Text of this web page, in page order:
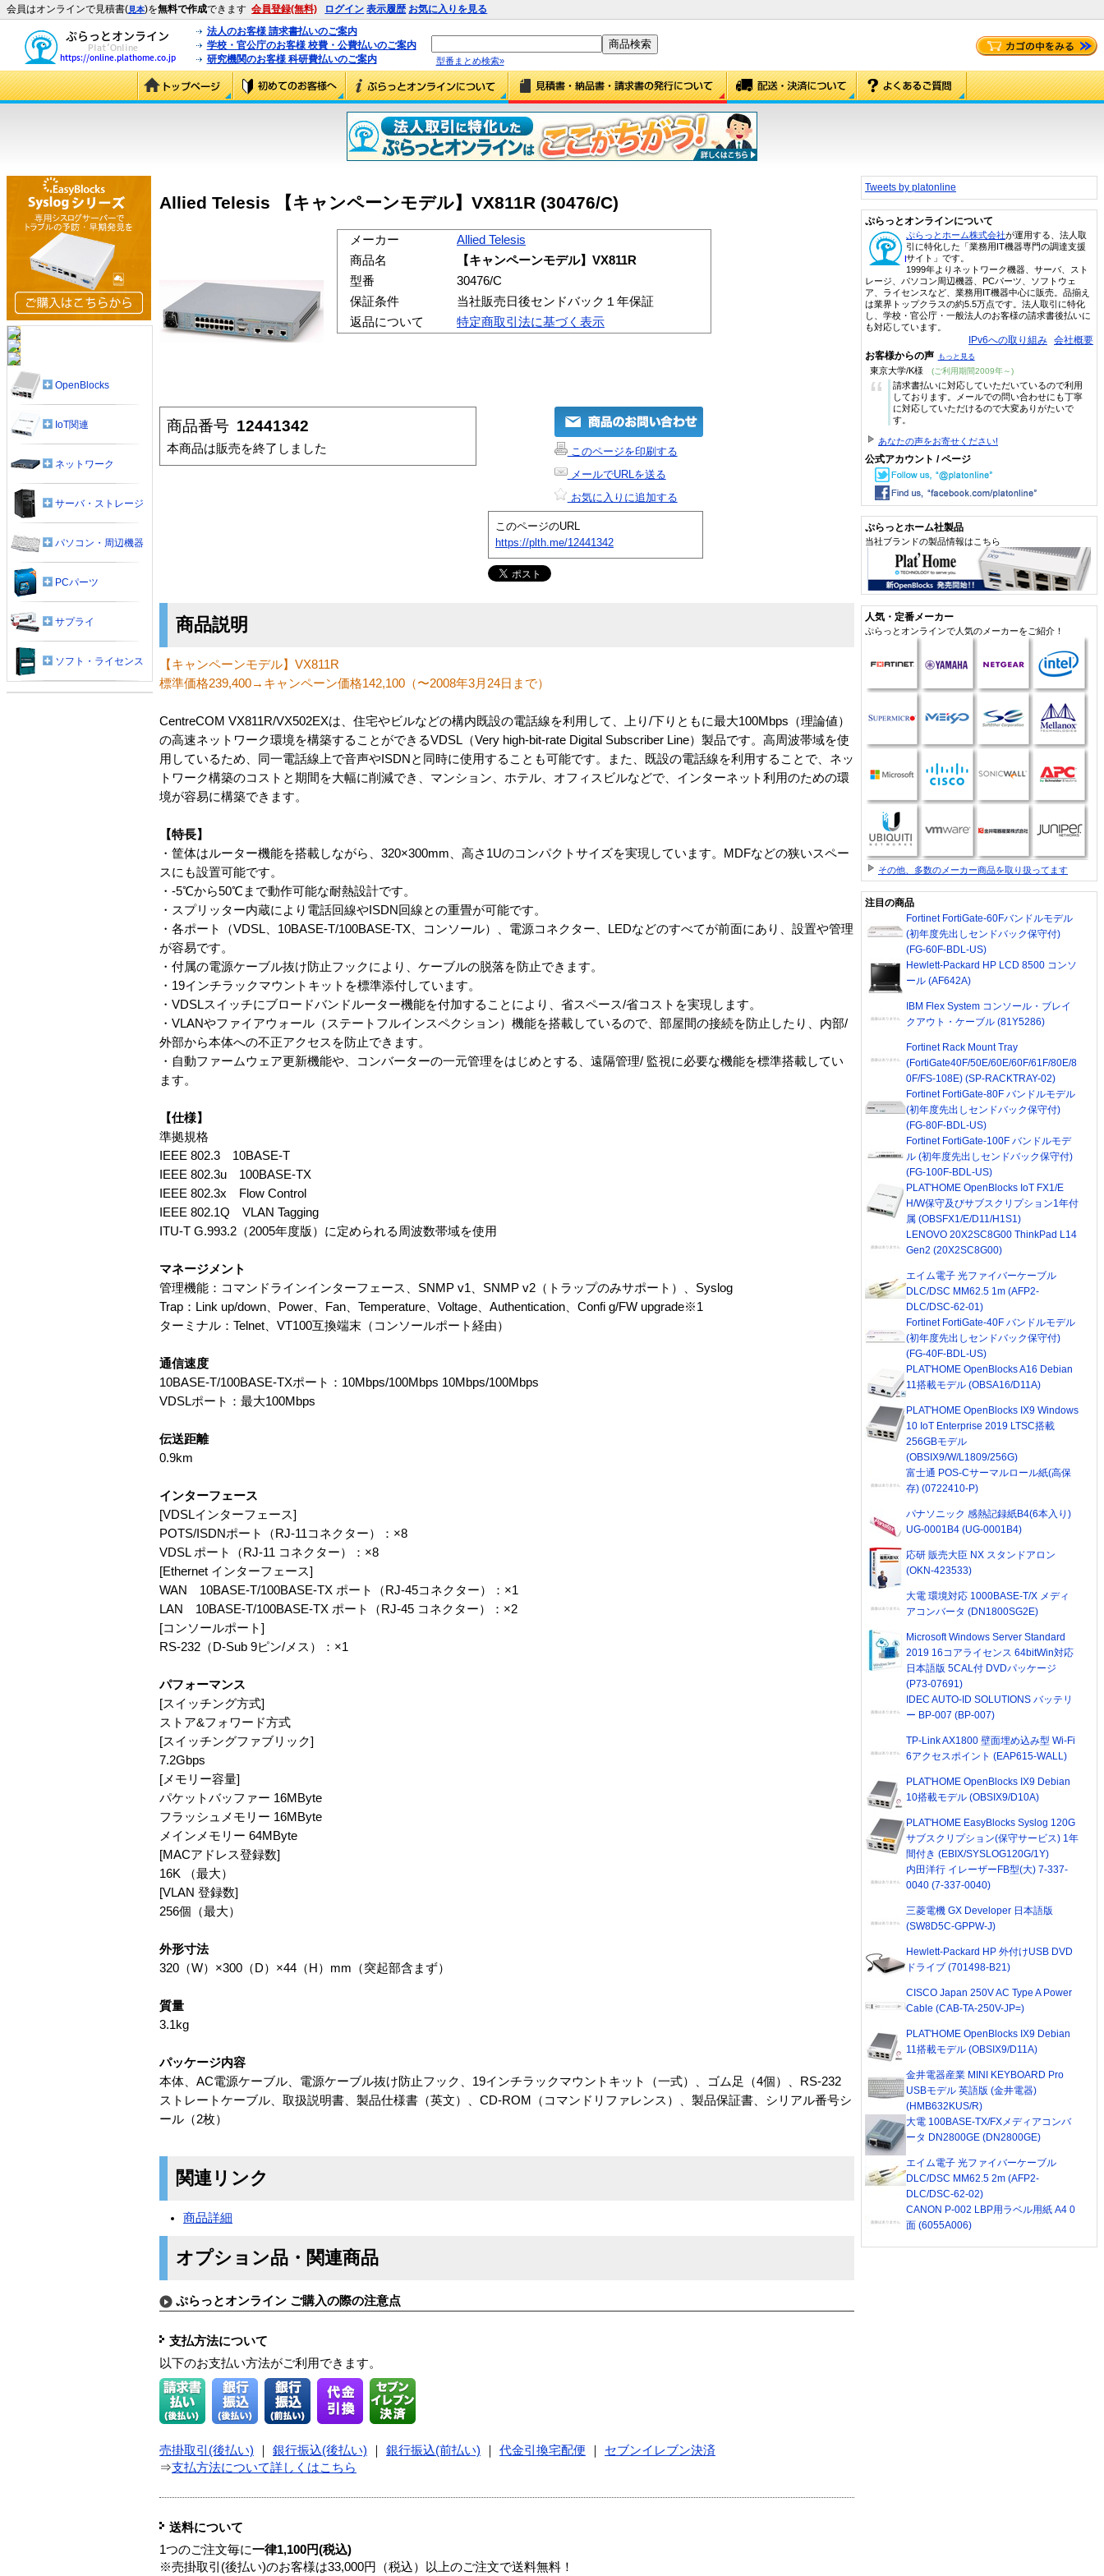
会員はオンラインで見積書(見本)を無料で作成できます 会員登録(無料) ログイン 表示履歴 お気に入りを見る
法人のお客様 請求書払いのご案内
学校・官公庁のお客様 校費・公費払いのご案内
研究機関のお客様 科研費払いのご案内
型番まとめ検索»
Allied Telesis 【キャンペーンモデル】VX811R (30476/C)
メーカー
Allied Telesis
商品名
【キャンペーンモデル】VX811R
型番
30476/C
保証条件
当社販売日後センドバック１年保証
返品について
特定商取引法に基づく表示
商品番号 12441342
本商品は販売を終了しました
このページを印刷する
メールでURLを送る
お気に入りに追加する
このページのURL
https://plth.me/12441342
商品説明
【キャンペーンモデル】VX811R
標準価格239,400→キャンペーン価格142,100（〜2008年3月24日まで）
CentreCOM VX811R/VX502EXは、住宅やビルなどの構内既設の電話線を利用して、上り/下りともに最大100Mbps（理論値）
の高速ネットワーク環境を構築することができるVDSL（Very high-bit-rate Digital Subscriber Line）製品です。高周波帯域を使
用しているため、同一電話線上で音声やISDNと同時に使用することも可能です。また、既設の電話線を利用することで、ネッ
トワーク構築のコストと期間を大幅に削減でき、マンション、ホテル、オフィスビルなどで、インターネット利用のための環
境が容易に構築できます。
【特長】
・筐体はルーター機能を搭載しながら、320×300mm、高さ1Uのコンパクトサイズを実現しています。MDFなどの狭いスペー
スにも設置可能です。
・-5℃から50℃まで動作可能な耐熱設計です。
・スプリッター内蔵により電話回線やISDN回線との重畳が可能です。
・各ポート（VDSL、10BASE-T/100BASE-TX、コンソール）、電源コネクター、LEDなどのすべてが前面にあり、設置や管理
が容易です。
・付属の電源ケーブル抜け防止フックにより、ケーブルの脱落を防止できます。
・19インチラックマウントキットを標準添付しています。
・VDSLスイッチにブロードバンドルーター機能を付加することにより、省スペース/省コストを実現します。
・VLANやファイアウォール（ステートフルインスペクション）機能を搭載しているので、部屋間の接続を防止したり、内部/
外部から本体への不正アクセスを防止できます。
・自動ファームウェア更新機能や、コンバーターの一元管理をはじめとする、遠隔管理/ 監視に必要な機能を標準搭載してい
ます。
【仕様】
準拠規格
IEEE 802.3 10BASE-T
IEEE 802.3u 100BASE-TX
IEEE 802.3x Flow Control
IEEE 802.1Q VLAN Tagging
ITU-T G.993.2（2005年度版）に定められる周波数帯域を使用
マネージメント
管理機能：コマンドラインインターフェース、SNMP v1、SNMP v2（トラップのみサポート）、Syslog
Trap：Link up/down、Power、Fan、Temperature、Voltage、Authentication、Confi g/FW upgrade※1
ターミナル：Telnet、VT100互換端末（コンソールポート経由）
通信速度
10BASE-T/100BASE-TXポート：10Mbps/100Mbps 10Mbps/100Mbps
VDSLポート：最大100Mbps
伝送距離
0.9km
インターフェース
[VDSLインターフェース]
POTS/ISDNポート（RJ-11コネクター）：×8
VDSL ポート（RJ-11 コネクター）：×8
[Ethernet インターフェース]
WAN 10BASE-T/100BASE-TX ポート（RJ-45コネクター）：×1
LAN 10BASE-T/100BASE-TX ポート（RJ-45 コネクター）：×2
[コンソールポート]
RS-232（D-Sub 9ピン/メス）：×1
パフォーマンス
[スイッチング方式]
ストア&フォワード方式
[スイッチングファブリック]
7.2Gbps
[メモリー容量]
パケットバッファー 16MByte
フラッシュメモリー 16MByte
メインメモリー 64MByte
[MACアドレス登録数]
16K （最大）
[VLAN 登録数]
256個（最大）
外形寸法
320（W）×300（D）×44（H）mm（突起部含まず）
質量
3.1kg
パッケージ内容
本体、AC電源ケーブル、電源ケーブル抜け防止フック、19インチラックマウントキット（一式）、ゴム足（4個）、RS-232
ストレートケーブル、取扱説明書、製品仕様書（英文）、CD-ROM（コマンドリファレンス）、製品保証書、シリアル番号シ
ール（2枚）
関連リンク
商品詳細
オプション品・関連商品
ぷらっとオンライン ご購入の際の注意点
支払方法について
以下のお支払い方法がご利用できます。
売掛取引(後払い) 銀行振込(後払い) 銀行振込(前払い) 代金引換宅配便
セブンイレブン決済
⇒支払方法について詳しくはこちら
送料について
1つのご注文毎に一律1,100円(税込)
※売掛取引(後払い)のお客様は33,000円（税込）以上のご注文で送料無料！
OpenBlocks
IoT関連
ネットワーク
サーバ・ストレージ
パソコン・周辺機器
PCパーツ
サプライ
ソフト・ライセンス
Tweets by platonline
ぷらっとオンラインについて
ぷらっとホーム株式会社が運用する、法人取
引に特化した「業務用IT機器専門の調達支援
サイト」です。
1999年よりネットワーク機器、サーバ、スト
レージ、パソコン周辺機器、PCパーツ、ソフトウェ
ア、ライセンスなど、業務用IT機器中心に販売。品揃え
は業界トップクラスの約5.5万点です。法人取引に特化
し、学校・官公庁・一般法人のお客様の請求書後払いに
も対応しています。
IPv6への取り組み 会社概要
お客様からの声 もっと見る
東京大学/K様 (ご利用期間2009年～)
“
請求書払いに対応していただいているので利用
しております。メールでの問い合わせにも丁寧
に対応していただけるので大変ありがたいで
す。
あなたの声をお寄せください!
公式アカウント / ページ
ぷらっとホーム社製品
当社ブランドの製品情報はこちら
人気・定番メーカー
ぷらっとオンラインで人気のメーカーをご紹介！
その他、多数のメーカー商品を取り扱ってます
注目の商品
Fortinet FortiGate-60Fバンドルモデル
(初年度先出しセンドバック保守付)
(FG-60F-BDL-US)
Hewlett-Packard HP LCD 8500 コンソ
ール (AF642A)
IBM Flex System コンソール・ブレイ
クアウト・ケーブル (81Y5286)
Fortinet Rack Mount Tray
(FortiGate40F/50E/60E/60F/61F/80E/8
0F/FS-108E) (SP-RACKTRAY-02)
Fortinet FortiGate-80F バンドルモデル
(初年度先出しセンドバック保守付)
(FG-80F-BDL-US)
Fortinet FortiGate-100F バンドルモデ
ル (初年度先出しセンドバック保守付)
(FG-100F-BDL-US)
PLAT'HOME OpenBlocks IoT FX1/E
H/W保守及びサブスクリプション1年付
属 (OBSFX1/E/D11/H1S1)
LENOVO 20X2SC8G00 ThinkPad L14
Gen2 (20X2SC8G00)
エイム電子 光ファイバーケーブル
DLC/DSC MM62.5 1m (AFP2-
DLC/DSC-62-01)
Fortinet FortiGate-40F バンドルモデル
(初年度先出しセンドバック保守付)
(FG-40F-BDL-US)
PLAT'HOME OpenBlocks A16 Debian
11搭載モデル (OBSA16/D11A)
PLAT'HOME OpenBlocks IX9 Windows
10 IoT Enterprise 2019 LTSC搭載
256GBモデル
(OBSIX9/W/L1809/256G)
富士通 POS-Cサーマルロール紙(高保
存) (0722410-P)
パナソニック 感熱記録紙B4(6本入り)
UG-0001B4 (UG-0001B4)
応研 販売大臣 NX スタンドアロン
(OKN-423533)
大電 環境対応 1000BASE-T/X メディ
アコンバータ (DN1800SG2E)
Microsoft Windows Server Standard
2019 16コアライセンス 64bitWin対応
日本語版 5CAL付 DVDパッケージ
(P73-07691)
IDEC AUTO-ID SOLUTIONS バッテリ
ー BP-007 (BP-007)
TP-Link AX1800 壁面埋め込み型 Wi-Fi
6アクセスポイント (EAP615-WALL)
PLAT'HOME OpenBlocks IX9 Debian
10搭載モデル (OBSIX9/D10A)
PLAT'HOME EasyBlocks Syslog 120G
サブスクリプション(保守サービス) 1年
間付き (EBIX/SYSLOG120G/1Y)
内田洋行 イレーザーFB型(大) 7-337-
0040 (7-337-0040)
三菱電機 GX Developer 日本語版
(SW8D5C-GPPW-J)
Hewlett-Packard HP 外付けUSB DVD
ドライブ (701498-B21)
CISCO Japan 250V AC Type A Power
Cable (CAB-TA-250V-JP=)
PLAT'HOME OpenBlocks IX9 Debian
11搭載モデル (OBSIX9/D11A)
金井電器産業 MINI KEYBOARD Pro
USBモデル 英語版 (金井電器)
(HMB632KUS/R)
大電 100BASE-TX/FXメディアコンバ
ータ DN2800GE (DN2800GE)
エイム電子 光ファイバーケーブル
DLC/DSC MM62.5 2m (AFP2-
DLC/DSC-62-02)
CANON P-002 LBP用ラベル用紙 A4 0
面 (6055A006)